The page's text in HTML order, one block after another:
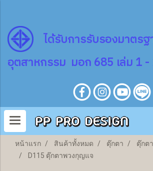
ได้รับการรับรองมาตร
อุตสาหกรรม มอก 685 เล่ม 1
หน้าแรก สินค้าทั้งหมด ตุ๊กตา
ตุ๊กต
D115 ตุ๊กตาพวงกุญแจ